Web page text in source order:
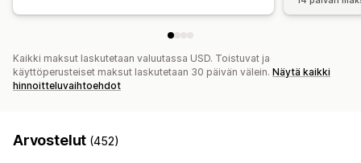
Kaikki maksut laskutetaan valuutassa USD. Toistuvat ja
käyttöperusteiset maksut laskutetaan 30 päivän välein. Näytä kaikki
hinnoitteluvaihtoehdot
Arvostelut (452)